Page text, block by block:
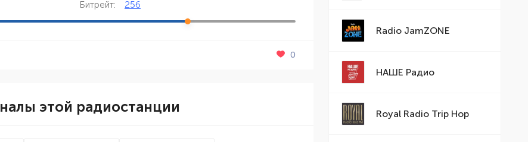
Битрейт: 256
0
этой радиостанции
Radio JamZONE
НАШЕ Радио
Royal Radio Trip Hop